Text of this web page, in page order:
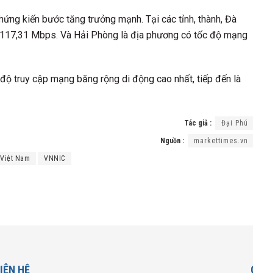
kiến bước tăng trưởng mạnh. Tại các tỉnh, thành, Đà
Mbps. Và Hải Phòng là địa phương có tốc độ mạng
truy cập mạng băng rộng di động cao nhất, tiếp đến là
Tác giả : Đại Phú
Nguồn : markettimes.vn
Nam VNNIC
HỆ